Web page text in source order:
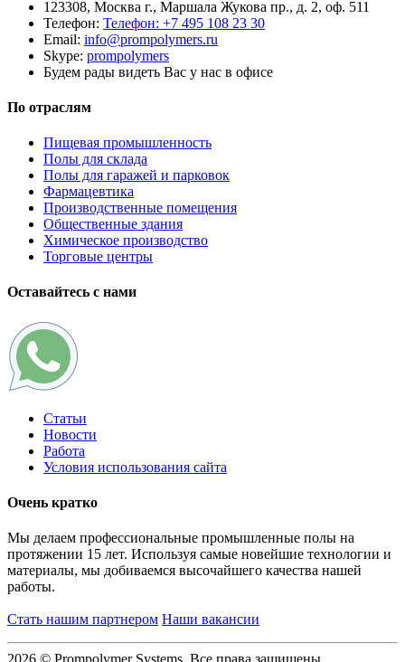
123308, Москва г., Маршала Жукова пр., д. 2, оф. 511
Телефон: Телефон: +7 495 108 23 30
Email: info@prompolymers.ru
Skype: prompolymers
Будем рады видеть Вас у нас в офисе
По отраслям
Пищевая промышленность
Полы для склада
Полы для гаражей и парковок
Фармацевтика
Производственные помещения
Общественные здания
Химическое производство
Торговые центры
Оставайтесь с нами
Статьи
Новости
Работа
Условия использования сайта
Очень кратко
Мы делаем профессиональные промышленные полы на
протяжении 15 лет. Используя самые новейшие технологии и
материалы, мы добиваемся высочайшего качества нашей
работы.
Стать нашим партнером Наши вакансии